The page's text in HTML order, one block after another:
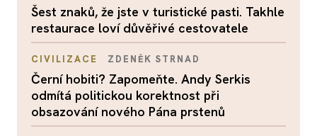
Šest znaků, že jste v turistické pasti. Takhle
restaurace loví důvěřivé cestovatele
CIVILIZACE ZDENĚK STRNAD
Černí hobiti? Zapomeňte. Andy Serkis
odmítá politickou korektnost při
obsazování nového Pána prstenů